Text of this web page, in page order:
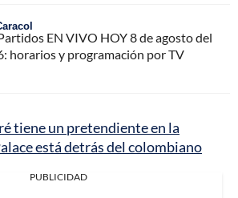
EN VIVO HOY 8 de agosto del
horarios y programación por TV
tiene un pretendiente en la
está detrás del colombiano
PUBLICIDAD